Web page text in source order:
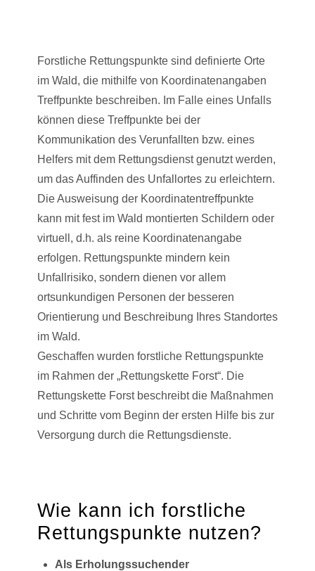
Forstliche Rettungspunkte sind definierte Orte
im Wald, die mithilfe von Koordinatenangaben
Treffpunkte beschreiben. Im Falle eines Unfalls
können diese Treffpunkte bei der
Kommunikation des Verunfallten bzw. eines
Helfers mit dem Rettungsdienst genutzt werden,
um das Auffinden des Unfallortes zu erleichtern.
Die Ausweisung der Koordinatentreffpunkte
kann mit fest im Wald montierten Schildern oder
virtuell, d.h. als reine Koordinatenangabe
erfolgen. Rettungspunkte mindern kein
Unfallrisiko, sondern dienen vor allem
ortsunkundigen Personen der besseren
Orientierung und Beschreibung Ihres Standortes
im Wald.
Geschaffen wurden forstliche Rettungspunkte
im Rahmen der „Rettungskette Forst“. Die
Rettungskette Forst beschreibt die Maßnahmen
und Schritte vom Beginn der ersten Hilfe bis zur
Versorgung durch die Rettungsdienste.
Wie kann ich forstliche
Rettungspunkte nutzen?
Als Erholungssuchender